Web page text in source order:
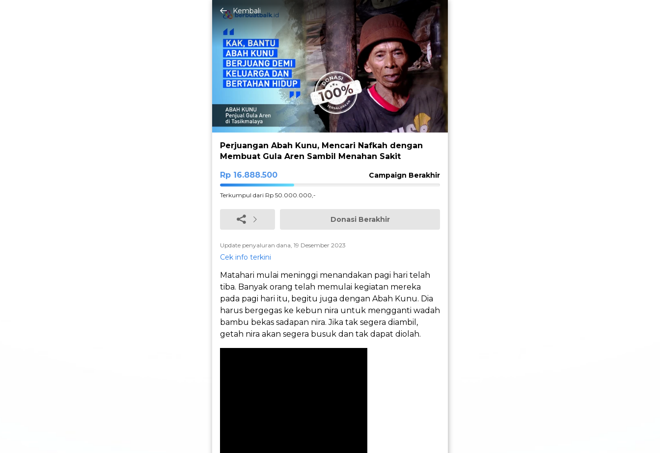
Kembali
Perjuangan Abah Kunu, Mencari Nafkah dengan
Membuat Gula Aren Sambil Menahan Sakit
Rp 16.888.500
Campaign Berakhir
33.777%
Complete
Terkumpul dari Rp 50.000.000,-
Donasi Berakhir
Update penyaluran dana, 19 Desember 2023
Cek info terkini
Matahari mulai meninggi menandakan pagi hari telah
tiba. Banyak orang telah memulai kegiatan mereka
pada pagi hari itu, begitu juga dengan Abah Kunu. Dia
harus bergegas ke kebun nira untuk mengganti wadah
bambu bekas sadapan nira. Jika tak segera diambil,
getah nira akan segera busuk dan tak dapat diolah.